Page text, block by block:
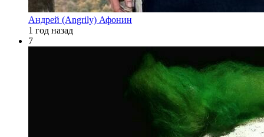
Андрей (Angrily) Афонин
1 год назад
7